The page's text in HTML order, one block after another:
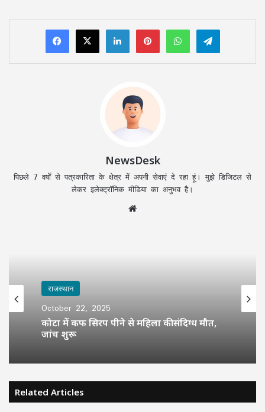
LinkedInPinterestWhatsAppTelegram
NewsDesk
पिछले 7 वर्षों से पत्रकारिता के क्षेत्र में अपनी सेवाएं दे रहा हूं। मुझे डिजिटल से
लेकर इलेक्ट्रॉनिक मीडिया का अनुभव है।
राजस्थान
October 22, 2025
कोटा में कफ सिरप पीने से महिला की संदिग्ध मौत,
जांच शुरू
Related Articles